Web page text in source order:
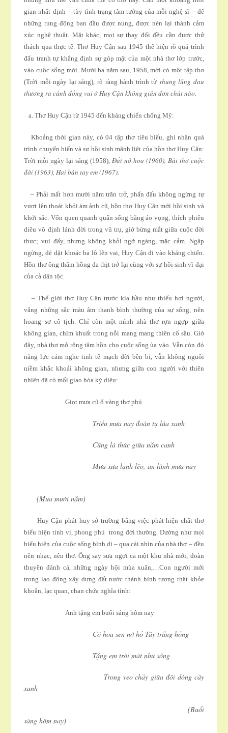
gian nhất định – tùy tình trạng tâm tưởng của mỗi nghệ sĩ – để
những rung động ban đầu được nung, được nén lại thành cảm
xúc nghệ thuật. Mặt khác, mọi sự thay đổi đều cần được thử
thách qua thực tế. Thơ Huy Cận sau 1945 thể hiện rõ quá trình
đấu tranh tự khẳng định sự góp mặt của một nhà thơ lớp trước,
vào cuộc sống mới. Mười ba năm sau, 1958, mới có một tập thơ
(Trời mỗi ngày lại sáng), rõ ràng hành trình từthung lũng đau
thương ra cánh đồng vui ở Huy Cận không giản đơn chút nào.
a. Thơ Huy Cận từ 1945 đến kháng chiến chống Mỹ:
Khoảng thời gian này, có 04 tập thơ tiêu biểu, ghi nhận quá
trình chuyển biến và sự hồi sinh mãnh liệt của hồn thơ Huy Cận:
Trời mỗi ngày lại sáng (1958), Ðất nở hoa (1960), Bài thơ cuộc
đời (1963), Hai bàn tay em (1967).
– Phải mất hơn mười năm trăn trở, phấn đấu không ngừng tự
vượt lên thoát khỏi ám ảnh cũ, hồn thơ Huy Cận mới hồi sinh và
khởi sắc. Vốn quen quanh quẩn sống bằng ảo vọng, thích phiêu
diêu vô định lánh đời trong vũ trụ, giờ bừng mắt giữa cuộc đời
thực; vui đấy, nhưng không khỏi ngỡ ngàng, mặc cảm. Ngập
ngừng, dè dặt khoác ba lô lên vai, Huy Cận đi vào kháng chiến.
Hồn thơ ông thắm hồng da thịt trở lại cùng với sự hồi sinh vĩ đại
của cả dân tộc.
– Thế giới thơ Huy Cận trước kia hầu như thiếu hơi người,
vắng những sắc màu âm thanh bình thường của sự sống, nên
hoang sơ cô tịch. Chỉ còn một mình nhà thơ rợn ngợp giữa
không gian, chìm khuất trong nỗi mang mang thiên cổ sầu. Giờ
đây, nhà thơ mở rộng tâm hồn cho cuộc sống ùa vào. Vẫn còn đó
năng lực cảm nghe tinh tế mạch đời bền bỉ, vẫn không nguôi
niềm khắc khoải không gian, nhưng giữa con người với thiên
nhiên đã có mối giao hòa kỳ diệu:
Giọt mưa cũ ố vàng thơ phú
Triều mưa nay đoàn tụ lúa xanh
Cũng là thức giữa năm canh
Mưa xưa lạnh lẽo, an lành mưa nay
(Mưa mười năm)
– Huy Cận phát huy sở trường bằng việc phát hiện chất thơ
biểu hiện tinh vi, phong phú trong đời thường. Dường như mọi
biểu hiện của cuộc sống bình dị – qua cái nhìn của nhà thơ – đều
nên nhạc, nên thơ. Ông say sưa ngợi ca một khu nhà mới, đoàn
thuyền đánh cá, những ngày hội mùa xuân,…Con người mới
trong lao động xây dựng đất nước thành hình tượng thật khỏe
khoắn, lạc quan, chan chứa nghĩa tình:
Anh tặng em buổi sáng hôm nay
Có hoa sen nở hồ Tây trắng hồng
Tặng em trời mát như sông
Trong veo chảy giữa đôi dòng cây
xanh
(Buổi
sáng hôm nay)